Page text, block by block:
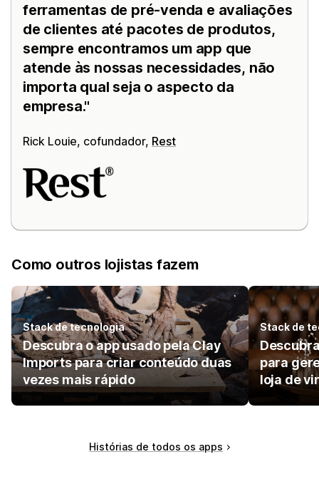
ferramentas de pré-venda e avaliações
de clientes até pacotes de produtos,
sempre encontramos um app que
atende às nossas necessidades, não
importa qual seja o aspecto da
empresa.
Rick Louie, cofundador, Rest
Como outros lojistas fazem
Stack de tecnologia
Descubra o app usado pela Clay
Imports para criar conteúdo duas
vezes mais rápido
Stack de
para
loja de
Histórias de todos os apps